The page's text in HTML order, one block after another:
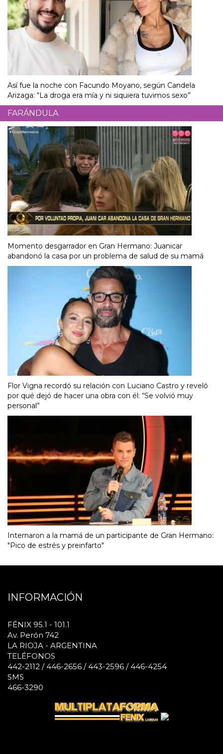
Así fue la noche con Facundo Moyano, según Candela
Arizaga: “La droga era mía y ni siquiera tuvimos sexo”
FARÁNDULA
Momento desgarrador en Gran Hermano: Juanicar
abandonó la casa por un problema de salud de su mamá
Flor Vigna recordó su relación con Luciano Castro y reveló
por qué dejó de hacer una obra con él: “Se volvió muy
personal”
Internaron a la mamá de un participante de Gran Hermano:
"Pico de estrés y preinfarto"
INFORMACIÓN
FÉNIX 95.1 - 101.1
Av. Perón 742
LA RIOJA - ARGENTINA
TELÉFONOS
442-2112 / 446-2656 / 443-2596 / 446-4254
SMS
466-3290